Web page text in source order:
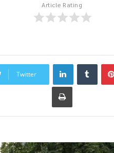
Article Rating
Twitter